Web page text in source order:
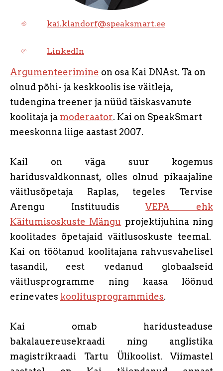
kai.klandorf@speaksmart.ee
LinkedIn
Argumenteerimine on osa Kai DNAst. Ta on
olnud põhi- ja keskkoolis ise väitleja,
tudengina treener ja nüüd täiskasvanute
koolitaja ja moderaator. Kai on SpeakSmart
meeskonna liige aastast 2007.
Kail on väga suur kogemus
haridusvaldkonnast, olles olnud pikaajaline
väitlusõpetaja Raplas, tegeles Tervise
Arengu InstituudisVEPA ehk
Käitumisoskuste Mängu projektijuhina ning
koolitades õpetajaid väitlusoskuste teemal.
Kai on töötanud koolitajana rahvusvahelisel
tasandil, eest vedanud globaalseid
väitlusprogramme ning kaasa löönud
erinevates koolitusprogrammides.
Kai omab haridusteaduse
bakalauereusekraadi ning anglistika
magistrikraadi Tartu Ülikoolist. Viimastel